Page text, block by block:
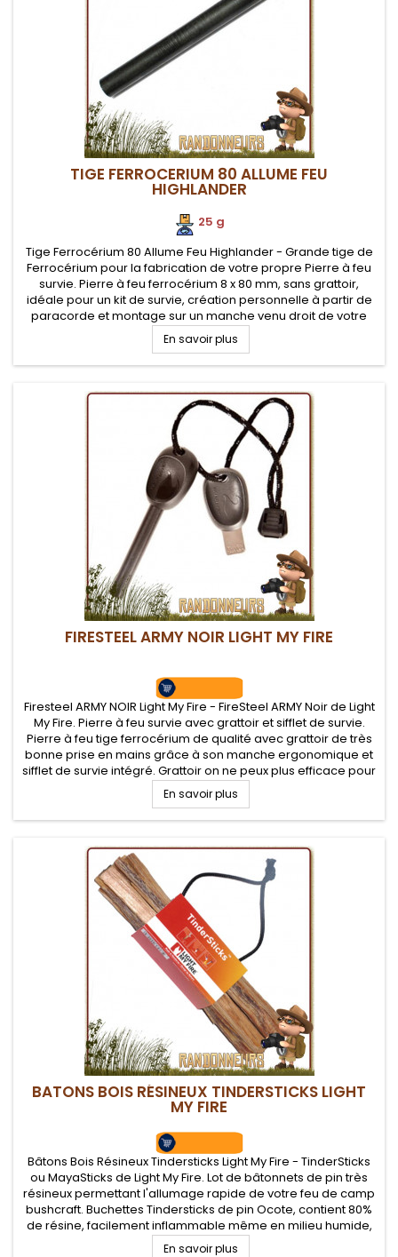
TIGE FERROCERIUM 80 ALLUME FEU
HIGHLANDER
25 g
Tige Ferrocérium 80 Allume Feu Highlander - Grande tige de
Ferrocérium pour la fabrication de votre propre Pierre à feu
survie. Pierre à feu ferrocérium 8 x 80 mm, sans grattoir,
idéale pour un kit de survie, création personnelle à partir de
paracorde et montage sur un manche venu droit de votre
imagination
En savoir plus
FIRESTEEL ARMY NOIR LIGHT MY FIRE
Firesteel ARMY NOIR Light My Fire - FireSteel ARMY Noir de Light
My Fire. Pierre à feu survie avec grattoir et sifflet de survie.
Pierre à feu tige ferrocérium de qualité avec grattoir de très
bonne prise en mains grâce à son manche ergonomique et
sifflet de survie intégré. Grattoir on ne peux plus efficace pour
de belles gerbes d'étincelles.
En savoir plus
BATONS BOIS RÉSINEUX TINDERSTICKS LIGHT
MY FIRE
Bâtons Bois Résineux Tindersticks Light My Fire - TinderSticks
ou MayaSticks de Light My Fire. Lot de bâtonnets de pin très
résineux permettant l'allumage rapide de votre feu de camp
bushcraft. Buchettes Tindersticks de pin Ocote, contient 80%
de résine, facilement inflammable même en milieu humide,
flamme intense.
En savoir plus